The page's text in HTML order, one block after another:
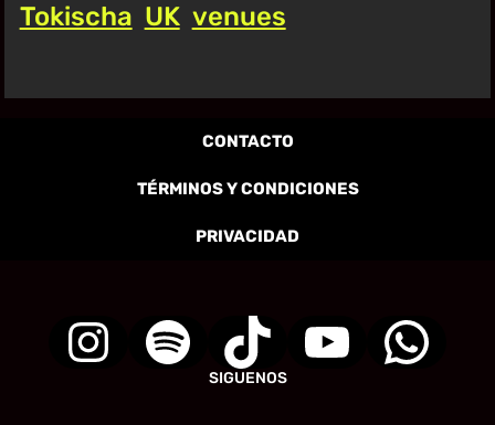
Tokischa UK venues
CONTACTO
TÉRMINOS Y CONDICIONES
PRIVACIDAD
SIGUENOS